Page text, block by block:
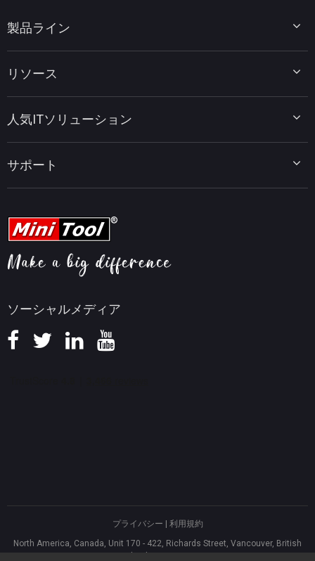
ソーシャルメディア
製品ライン
MiniTool Power Data Recovery
MiniTool PDF Editor
MiniTool MovieMaker
MiniTool uTube Downloader
リソース
データ復元ヒント
PDF編集ヒント
動画編集ヒント
ビデオ変換ヒント
画面録画ヒント
知識ベース
人気ITソリューション
MiniTool ニュースセンター
サポート
ヘルプ
プライバシー
利用規約
North America, Canada, Unit 170 - 422, Richards Street, Vancouver, British